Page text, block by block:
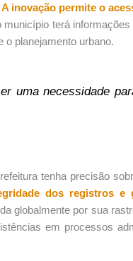
A inovação permite o
terá
planejamento urbano.
uma necessidade
tenha precisão
dos registros e
globalmente por sua
em processos